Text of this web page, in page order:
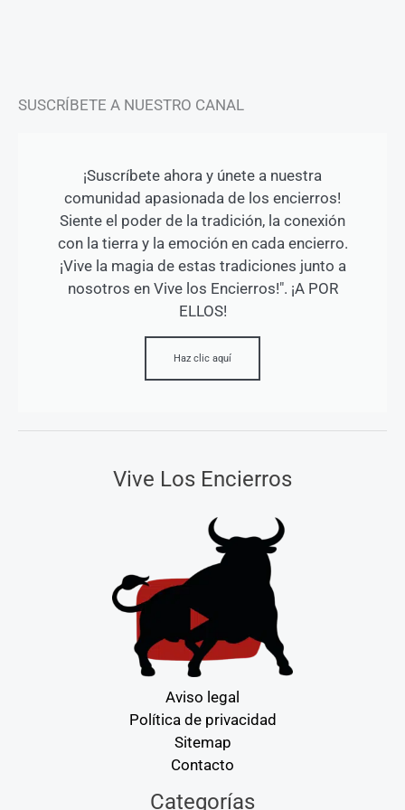
SUSCRÍBETE A NUESTRO CANAL
¡Suscríbete ahora y únete a nuestra
comunidad apasionada de los encierros!
Siente el poder de la tradición, la conexión
con la tierra y la emoción en cada encierro.
¡Vive la magia de estas tradiciones junto a
nosotros en Vive los Encierros!". ¡A POR
ELLOS!
Haz clic aquí
Vive Los Encierros
Aviso legal
Política de privacidad
Sitemap
Contacto
Categorías